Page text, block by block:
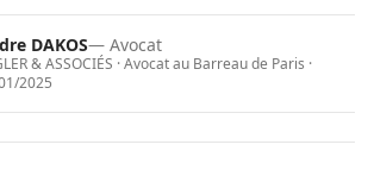
DAKOS— Avocat
& ASSOCIÉS · Avocat au Barreau de Paris ·
2025